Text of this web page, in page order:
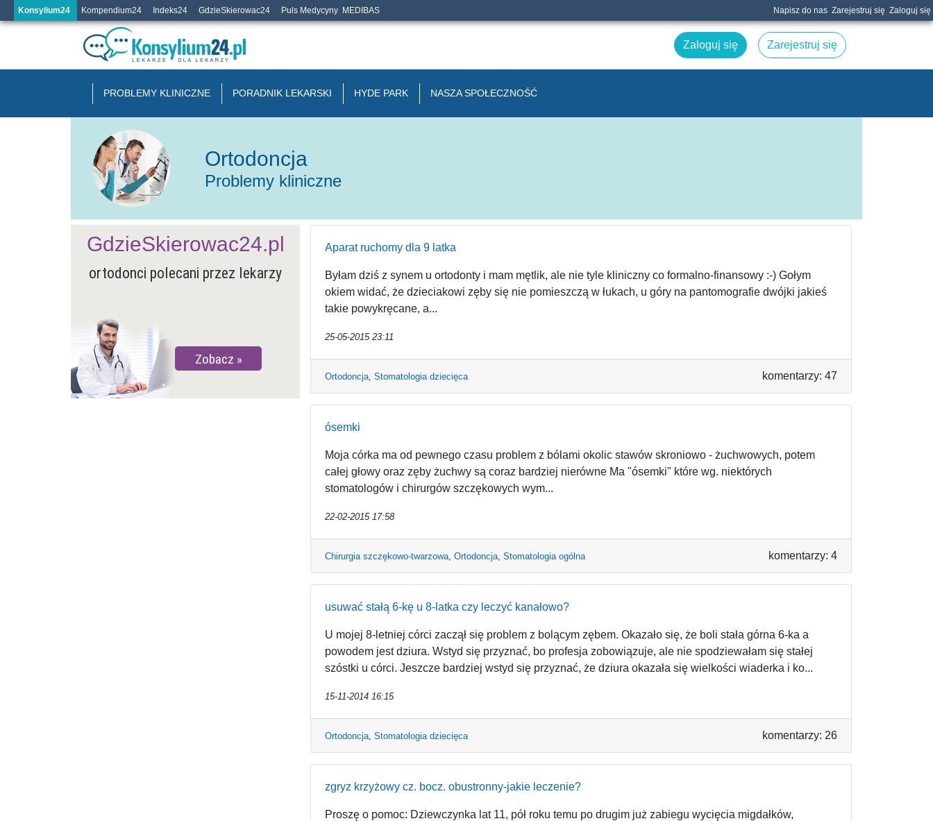
Konsylium24 Kompendium24 Indeks24 GdzieSkierowac24 Puls Medycyny MEDIBAS Napisz do nas Zarejestruj się Zaloguj się
Zaloguj się Zarejestruj się
PROBLEMY KLINICZNE PORADNIK LEKARSKI HYDE PARK NASZA SPOŁECZNOŚĆ
Ortodoncja
Problemy kliniczne
ortodonci polecani przez lekarzy
Zobacz
GdzieSkierowac24.pl Aparat ruchomy dla 9 latka
Byłam dziś z synem u ortodonty i mam mętlik, ale nie tyle kliniczny co formalno-finansowy :-) Gołym
okiem widać, że dzieciakowi zęby się nie pomieszczą w łukach, u góry na pantomografie dwójki jakieś
takie powykręcane, a...
25-05-2015 23:11
Ortodoncja, Stomatologia dziecięca komentarzy: 47
ósemki
Moja córka ma od pewnego czasu problem z bólami okolic stawów skroniowo - żuchwowych, potem
całej głowy oraz zęby żuchwy są coraz bardziej nierówne Ma "ósemki" które wg. niektórych
stomatologów i chirurgów szczękowych wym...
22-02-2015 17:58
Chirurgia szczękowo-twarzowa, Ortodoncja, Stomatologia ogólna komentarzy: 4
usuwać stałą 6-kę u 8-latka czy leczyć kanałowo?
U mojej 8-letniej córci zaczął się problem z bolącym zębem. Okazało się, że boli stała górna 6-ka a
powodem jest dziura. Wstyd się przyznać, bo profesja zobowiązuje, ale nie spodziewałam się stałej
szóstki u córci. Jeszcze bardziej wstyd się przyznać, że dziura okazała się wielkości wiaderka i ko...
15-11-2014 16:15
Ortodoncja, Stomatologia dziecięca komentarzy: 26
zgryz krzyżowy cz. bocz. obustronny-jakie leczenie?
Proszę o pomoc: Dziewczynka lat 11, pół roku temu po drugim już zabiegu wycięcia migdałków,